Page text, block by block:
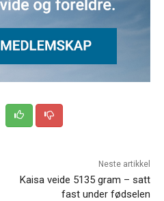
Neste artikkel
Kaisa veide 5135 gram – satt
fast under fødselen